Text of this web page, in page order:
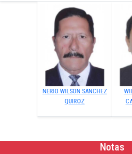
NERIO WILSON SANCHEZ
QUIROZ
Notas